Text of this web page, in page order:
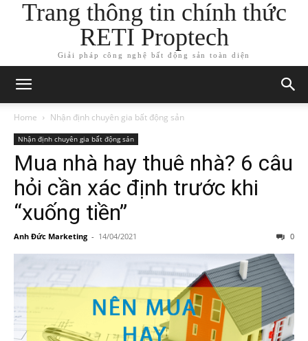
Trang thông tin chính thức
RETI Proptech
Giải pháp công nghệ bất động sản toàn diện
Home Nhận định chuyên gia bất động sản
Nhận định chuyên gia bất động sản
Mua nhà hay thuê nhà? 6 câu
hỏi cần xác định trước khi
“xuống tiền”
Anh Đức Marketing - 14/04/2021 0